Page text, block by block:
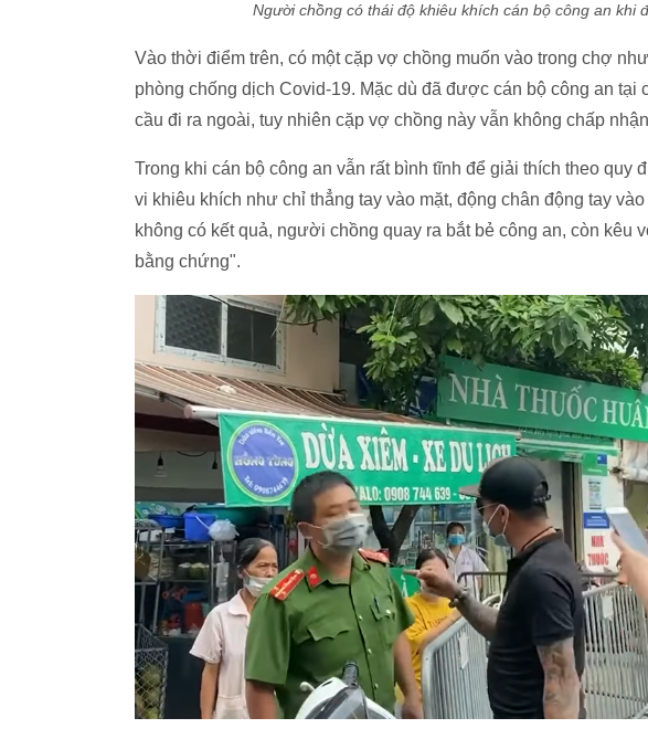
Người chồng có thái độ khiêu khích cán bộ công an khi
Vào thời điểm trên, có một cặp vợ chồng muốn vào trong chợ
phòng chống dịch Covid-19. Mặc dù đã được cán bộ công an tại
cầu đi ra ngoài, tuy nhiên cặp vợ chồng này vẫn không chấp
Trong khi cán bộ công an vẫn rất bình tĩnh để giải thích theo quy
vi khiêu khích như chỉ thẳng tay vào mặt, động chân động tay
không có kết quả, người chồng quay ra bắt bẻ công an, còn kêu
bằng chứng".